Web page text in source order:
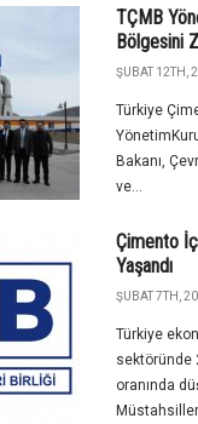
TÇMB
Bölgesini
ŞUBAT 12TH,
Türkiye
Bakanı,
ve...
Çimento
Yaşandı
ŞUBAT 7TH,
Türkiye
sektöründe
oranında